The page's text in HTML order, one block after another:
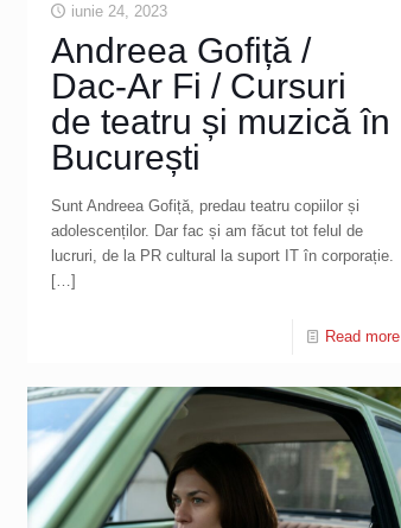
iunie 24, 2023
Andreea Gofiță /
Dac-Ar Fi / Cursuri
de teatru și muzică în
București
Sunt Andreea Gofiță, predau teatru copiilor și
adolescenților. Dar fac și am făcut tot felul de
lucruri, de la PR cultural la suport IT în corporație.
[…]
Read more